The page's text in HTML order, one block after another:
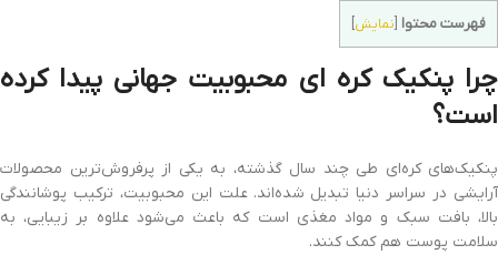
فهرست محتوا نمایش
چرا پنکیک کره‌ ای محبوبیت جهانی پیدا کرده
است؟
پنکیک‌های کره‌ای طی چند سال گذشته، به یکی از پرفروش‌ترین محصولات
آرایشی در سراسر دنیا تبدیل شده‌اند. علت این محبوبیت، ترکیب پوشانندگی
بالا، بافت سبک و مواد مغذی است که باعث می‌شود علاوه بر زیبایی، به
سلامت پوست هم کمک کنند.